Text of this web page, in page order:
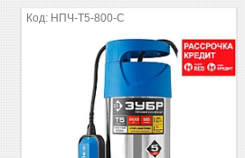
НПЧ-Т5-800-С